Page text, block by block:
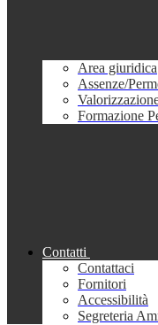
Area giuridica
Assenze/
Formazione
Contatti
Contattaci
Fornitori
Accessibilità
Segreteria